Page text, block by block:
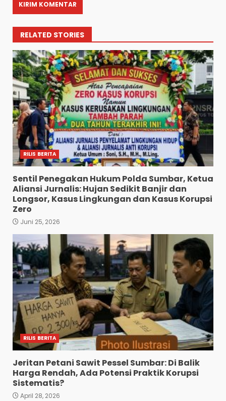
RELATED STORIES
RILIS BERITA
Sentil Penegakan Hukum Polda Sumbar, Ketua
Aliansi Jurnalis: Hujan Sedikit Banjir dan
Longsor, Kasus Lingkungan dan Kasus Korupsi
Zero
Juni 25, 2026
RILIS BERITA
Jeritan Petani Sawit Pessel Sumbar: Di Balik
Harga Rendah, Ada Potensi Praktik Korupsi
Sistematis?
April 28, 2026